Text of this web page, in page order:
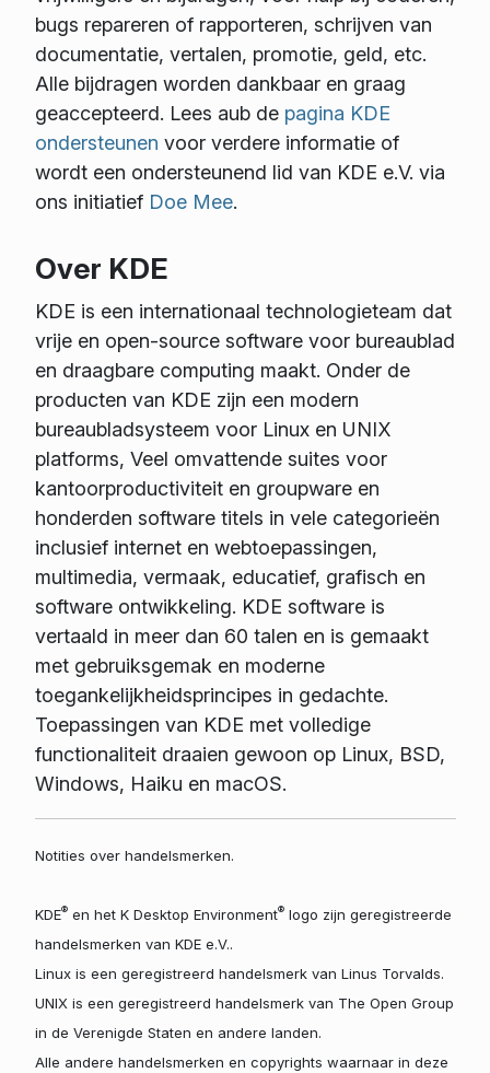
bugs repareren of rapporteren, schrijven van
documentatie, vertalen, promotie, geld, etc.
Alle bijdragen worden dankbaar en graag
geaccepteerd. Lees aub de pagina KDE
ondersteunen voor verdere informatie of
wordt een ondersteunend lid van KDE e.V. via
ons initiatief Doe Mee.
Over KDE
KDE is een internationaal technologieteam dat
vrije en open-source software voor bureaublad
en draagbare computing maakt. Onder de
producten van KDE zijn een modern
bureaubladsysteem voor Linux en UNIX
platforms, Veel omvattende suites voor
kantoorproductiviteit en groupware en
honderden software titels in vele categorieën
inclusief internet en webtoepassingen,
multimedia, vermaak, educatief, grafisch en
software ontwikkeling. KDE software is
vertaald in meer dan 60 talen en is gemaakt
met gebruiksgemak en moderne
toegankelijkheidsprincipes in gedachte.
Toepassingen van KDE met volledige
functionaliteit draaien gewoon op Linux, BSD,
Windows, Haiku en macOS.
Notities over handelsmerken.
KDE®en het K Desktop Environment®logo zijn geregistreerde
handelsmerken van KDE e.V..
Linux is een geregistreerd handelsmerk van Linus Torvalds.
UNIX is een geregistreerd handelsmerk van The Open Group
in de Verenigde Staten en andere landen.
Alle andere handelsmerken en copyrights waarnaar in deze